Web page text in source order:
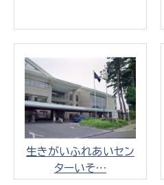
生きがいふれあいセン
ターいそ…